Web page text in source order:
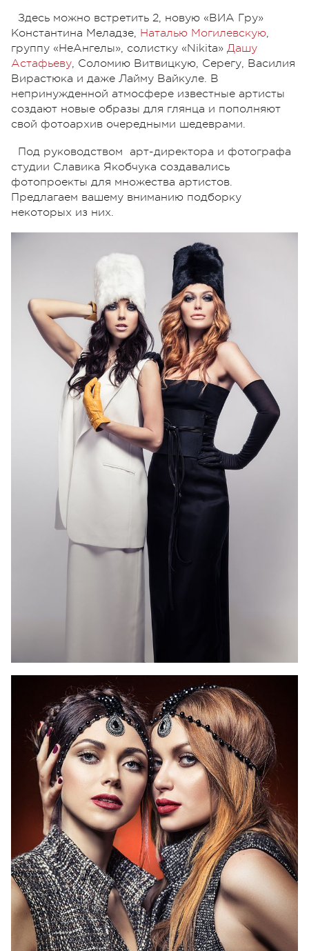
Здесь можно встретить 2, новую «ВИА Гру»
Константина Меладзе, Наталью Могилевскую,
группу «НеАнгелы», солистку «Nikita» Дашу
Астафьеву, Соломию Витвицкую, Серегу, Василия
Вирастюка и даже Лайму Вайкуле. В
непринужденной атмосфере известные артисты
создают новые образы для глянца и пополняют
свой фотоархив очередными шедеврами.
Под руководством арт-директора и фотографа
студии Славика Якобчука создавались
фотопроекты для множества артистов.
Предлагаем вашему вниманию подборку
некоторых из них.